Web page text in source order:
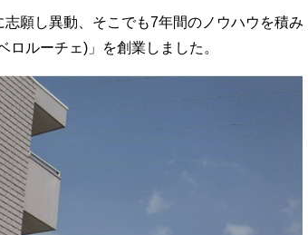
願し異動、そこでも7年間のノウハウを積み
ルーチェ)」を創業しました。